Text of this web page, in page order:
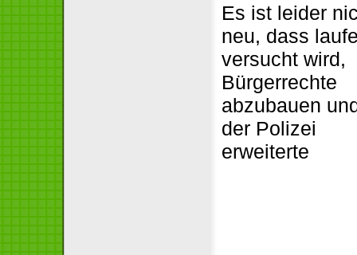
Es ist leider
neu, dass
versucht wird,
Bürgerrechte
abzubauen
der Polizei
erweiterte